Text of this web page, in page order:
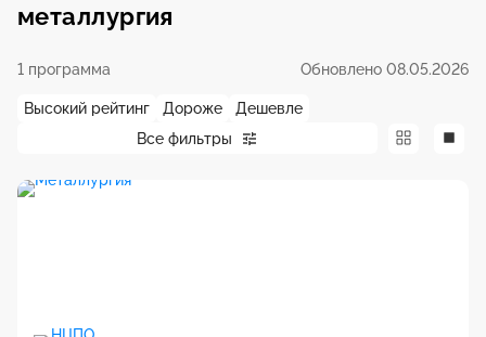
металлургия
1 программа Обновлено 08.05.2026
Все фильтры
Высокий рейтинг Дороже Дешевле